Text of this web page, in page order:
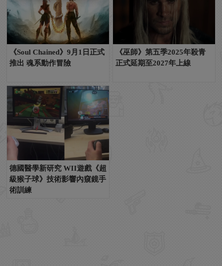
《Soul Chained》9月1日正式
推出 魂系動作冒險
《巫師》第五季2025年殺青
正式延期至2027年上線
德國醫學新研究 WII遊戲《超
級猴子球》技術影響內窺鏡手
術訓練